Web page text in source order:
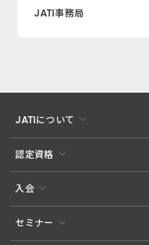
JATI事務局
JATIについて
認定資格
入会
セミナー